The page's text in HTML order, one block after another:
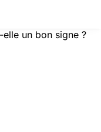
un bon signe ?